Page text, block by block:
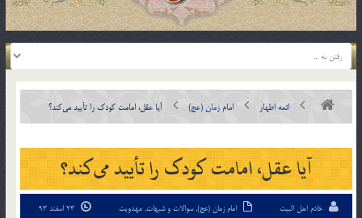
ائمه اطهار امام زمان (عج) آیا عقل، امامت کودک را تأیید می‌کند؟
آیا عقل، امامت کودک را تأیید می‌کند؟
خادم اهل البیت امام زمان (عج),سوالات و شبهات, مهدویت